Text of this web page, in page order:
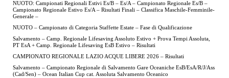
NUOTO: Campionati Regionali Estivi Es/B – Es/A – Campionato Regionale Es/B –
Campionato Regionale Estivo Es/A – Risultati Finali – Classifica Maschile-Femminile-
Generale –
NUOTO – Campionato di Categoria Staffette Estate – Fase di Qualificazione
Salvamento – Camp. Regionale Lifesaving Assoluto Estivo + Prova Tempi Assoluta,
PT EsA + Camp. Regionale Lifesaving EsB Estivo – Risultati
CAMPIONATO REGIONALE LAZIO ACQUE LIBERE 2026 – Risultati
Salvamento – Campionato Regionale di Salvamento Gare Oceaniche EsB/EsA/R/J/Ass
(Cad/Sen) – Ocean Italian Cup cat. Assoluta Salvamento Oceanico